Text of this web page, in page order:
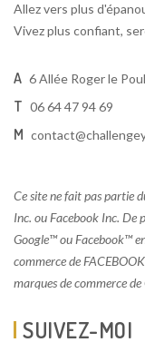
Allez vers plus
Vivez plus confiant,
A 6 Allée Roger le
T 06 64 47 94 69
M
Ce site ne fait pas partie
Inc. ou Facebook Inc. De
Google™ ou Facebook™
commerce de
marques de commerce de
SUIVEZ-MOI